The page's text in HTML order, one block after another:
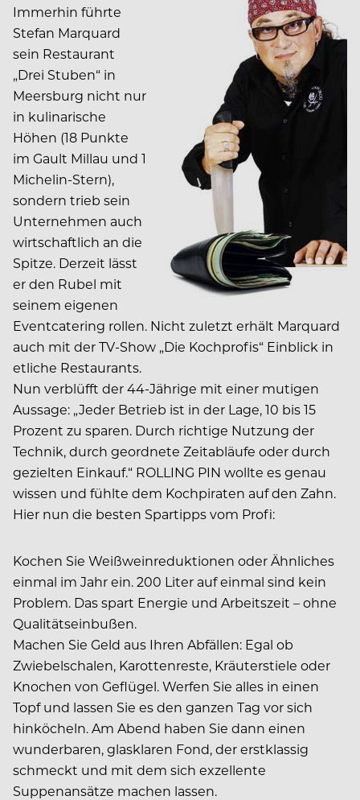
Immerhin führte
Stefan Marquard
sein Restaurant
„Drei Stuben“ in
Meersburg nicht nur
in kulinarische
Höhen (18 Punkte
im Gault Millau und 1
Michelin-Stern),
sondern trieb sein
Unternehmen auch
wirtschaftlich an die
Spitze. Derzeit lässt
er den Rubel mit
seinem eigenen
Eventcatering rollen. Nicht zuletzt erhält Marquard
auch mit der TV-Show „Die Kochprofis“ Einblick in
etliche Restaurants.
Nun verblüfft der 44-Jährige mit einer mutigen
Aussage: „Jeder Betrieb ist in der Lage, 10 bis 15
Prozent zu sparen. Durch richtige Nutzung der
Technik, durch geordnete Zeitabläufe oder durch
gezielten Einkauf.“ ROLLING PIN wollte es genau
wissen und fühlte dem Kochpiraten auf den Zahn.
Hier nun die besten Spartipps vom Profi:
Kochen Sie Weißweinreduktionen oder Ähnliches
einmal im Jahr ein. 200 Liter auf einmal sind kein
Problem. Das spart Energie und Arbeitszeit – ohne
Qualitätseinbußen.
Machen Sie Geld aus Ihren Abfällen: Egal ob
Zwiebelschalen, Karottenreste, Kräuterstiele oder
Knochen von Geflügel. Werfen Sie alles in einen
Topf und lassen Sie es den ganzen Tag vor sich
hinköcheln. Am Abend haben Sie dann einen
wunderbaren, glasklaren Fond, der erstklassig
schmeckt und mit dem sich exzellente
Suppenansätze machen lassen.